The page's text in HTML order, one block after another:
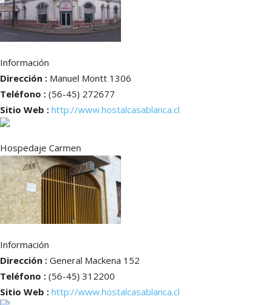
Información
Dirección : Manuel Montt 1306
Teléfono : (56-45) 272677
Sitio Web : http://www.hostalcasablanca.cl
Hospedaje Carmen
Información
Dirección : General Mackena 152
Teléfono : (56-45) 312200
Sitio Web : http://www.hostalcasablanca.cl